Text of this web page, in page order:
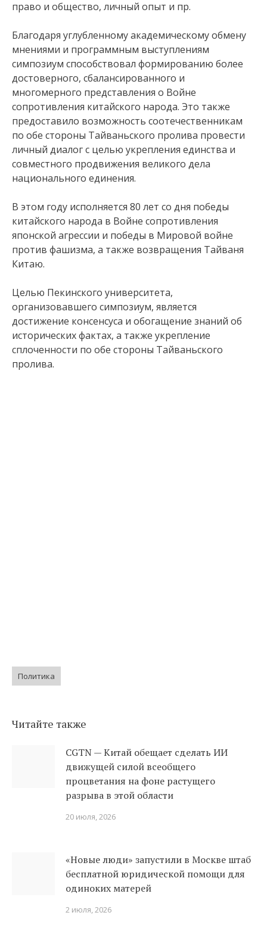
право и общество, личный опыт и пр.
Благодаря углубленному академическому обмену
мнениями и программным выступлениям
симпозиум способствовал формированию более
достоверного, сбалансированного и
многомерного представления о Войне
сопротивления китайского народа. Это также
предоставило возможность соотечественникам
по обе стороны Тайваньского пролива провести
личный диалог с целью укрепления единства и
совместного продвижения великого дела
национального единения.
В этом году исполняется 80 лет со дня победы
китайского народа в Войне сопротивления
японской агрессии и победы в Мировой войне
против фашизма, а также возвращения Тайваня
Китаю.
Целью Пекинского университета,
организовавшего симпозиум, является
достижение консенсуса и обогащение знаний об
исторических фактах, а также укрепление
сплоченности по обе стороны Тайваньского
пролива.
Политика
Читайте также
CGTN — Китай обещает сделать ИИ
движущей силой всеобщего
процветания на фоне растущего
разрыва в этой области
20 июля, 2026
«Новые люди» запустили в Москве штаб
бесплатной юридической помощи для
одиноких матерей
2 июля, 2026